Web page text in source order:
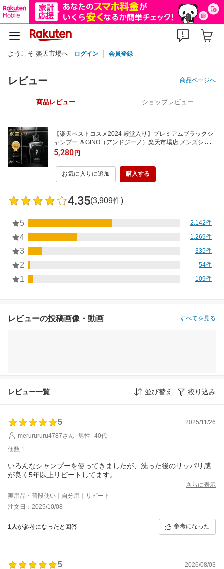
ようこそ 楽天市場へ ログイン 会員登録
レビュー 商品ページへ
商品レビュー ショップレビュー
【楽天ベストコスメ2024 殿堂入り】プレミアムブラックシ
ャンプー ＆GINO（アンドジーノ）楽天市場店 メンズシャン
プー メンズ シャンプー スカルプケア 頭皮ケア ノンシリコ
ン 男性
5,280円
お気に入りに追加 購入する
4.35(3,909件)
5 2,142件
4 1,269件
3 335件
2 54件
1 109件
レビューの投稿画像・動画 すべてを見る
レビュー一覧 並び替え 絞り込み
5
2025/11/26
merurururu4787さん
男性
40代
個数:1
いろんなシャンプーを使ってきましたが、洗った後のサッパリ感
が良く5年以上リピートしてます。
さらに表示
実用品・普段使い｜自分用｜リピート
注文日：2025/10/08
1人が参考になったと回答 参考になった
5
2026/08/03